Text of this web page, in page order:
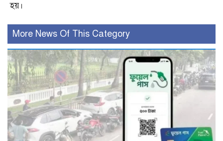
হয়।
More News Of This Category